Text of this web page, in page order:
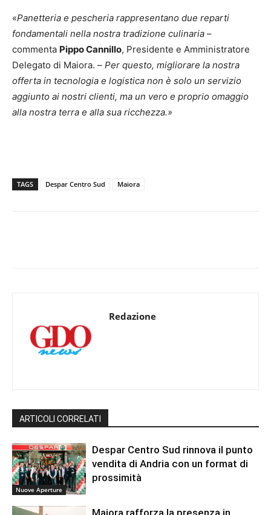
«Panetteria e pescheria rappresentano due reparti
fondamentali nella nostra tradizione culinaria –
commenta Pippo Cannillo, Presidente e Amministratore
Delegato di Maiora. – Per questo, migliorare la nostra
offerta in tecnologia e logistica non è solo un servizio
aggiunto ai nostri clienti, ma un vero e proprio omaggio
alla nostra terra e alla sua ricchezza.»
TAGS Despar Centro Sud Maiora
Redazione
ARTICOLI CORRELATI
Nuove Aperture
Despar Centro Sud rinnova il punto
vendita di Andria con un format di
prossimità
Maiora rafforza la presenza in